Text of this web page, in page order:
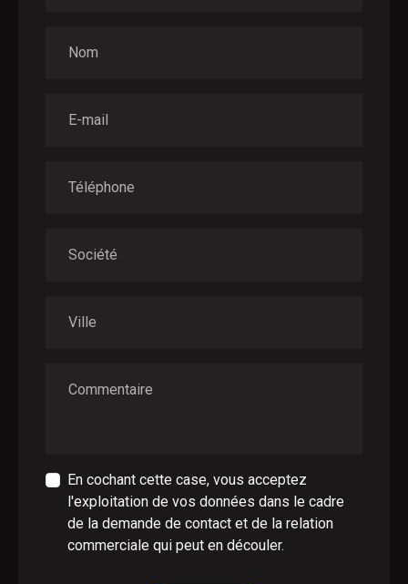
Nom
E-mail
Téléphone
Société
Ville
Commentaire
En cochant cette case, vous acceptez
l'exploitation de vos données dans le cadre
de la demande de contact et de la relation
commerciale qui peut en découler.